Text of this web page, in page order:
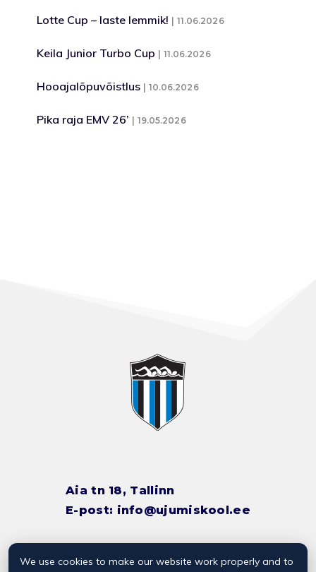
Lotte Cup – laste lemmik! 11.06.2026
Keila Junior Turbo Cup 11.06.2026
Hooajalõpuvõistlus 10.06.2026
Pika raja EMV 26’ 19.05.2026
Aia tn 18, Tallinn
E-post: info@ujumiskool.ee
TREENERITE KONTAKTID
We use cookies to make our website work properly and to